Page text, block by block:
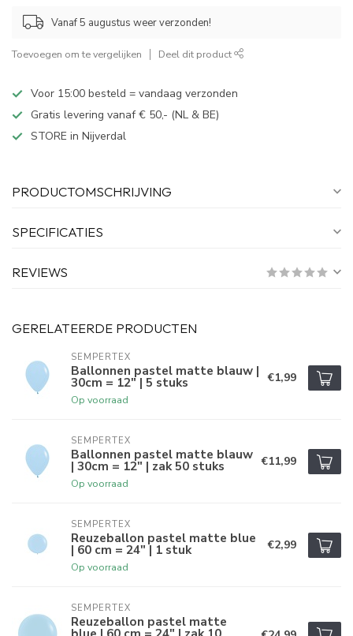
Vanaf 5 augustus weer verzonden!
Toevoegen om te vergelijken Deel dit product
Voor 15:00 besteld = vandaag verzonden
Gratis levering vanaf € 50,- (NL & BE)
STORE in Nijverdal
PRODUCTOMSCHRIJVING
SPECIFICATIES
REVIEWS
GERELATEERDE PRODUCTEN
SEMPERTEX
Ballonnen pastel matte blauw |
30cm = 12" | 5 stuks
Op voorraad
€1,99
SEMPERTEX
Ballonnen pastel matte blauw
| 30cm = 12" | zak 50 stuks
Op voorraad
€11,99
SEMPERTEX
Reuzeballon pastel matte blue
| 60 cm = 24" | 1 stuk
Op voorraad
€2,99
SEMPERTEX
Reuzeballon pastel matte